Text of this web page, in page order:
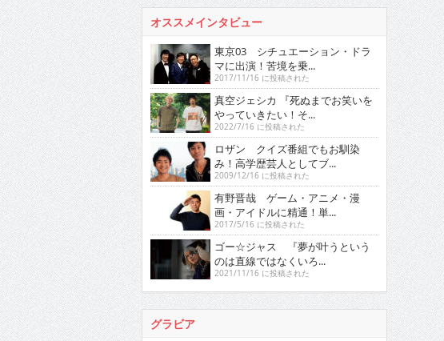
オススメインタビュー
東京03 シチュエーション・ドラ
マに出演！苦境を乗...
2017/11/16 に投稿された
真空ジェシカ 『死ぬまでお笑いを
やっていきたい！そ...
2022/7/16 に投稿された
ロザン クイズ番組でもお馴染
み！高学歴芸人としてブ...
2009/12/16 に投稿された
有野晋哉 ゲーム・アニメ・漫
画・アイドルに精通！単...
2017/5/16 に投稿された
ゴー☆ジャス 『夢が叶うという
のは直線ではなくいろ...
2021/11/16 に投稿された
グラビア